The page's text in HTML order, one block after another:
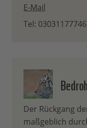
E-Mail
Tel:
Der Rückgang
maßgeblich